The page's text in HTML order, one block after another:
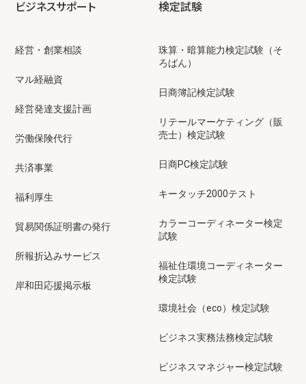
ビジネスサポート
経営・創業相談
マル経融資
経営発達支援計画
労働保険代行
共済事業
福利厚生
貿易関係証明書の発行
所報折込みサービス
岸和田応援掲示板
検定試験
珠算・暗算能力検定試験（そ
ろばん）
日商簿記検定試験
リテールマーケティング（販
売士）検定試験
日商PC検定試験
キータッチ2000テスト
カラーコーディネーター検定
試験
福祉住環境コーディネーター
検定試験
環境社会（eco）検定試験
ビジネス実務法務検定試験
ビジネスマネジャー検定試験